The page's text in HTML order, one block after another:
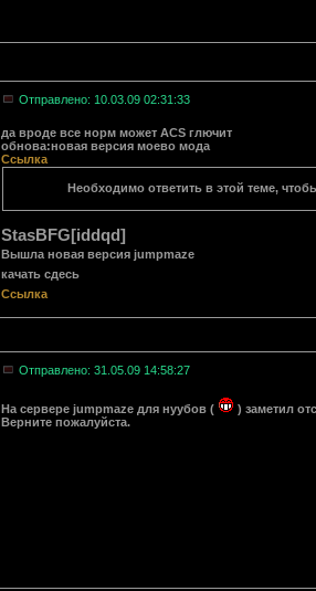
Отправлено: 10.03.09 02:31:33
да вроде все норм может ACS глючит
обнова:новая версия моево мода
Ссылка
Необходимо ответить в этой теме,
StasBFG[iddqd]
Вышла новая версия jumpmaze
качать сдесь
Ссылка
Отправлено: 31.05.09 14:58:27
На сервере jumpmaze для нуубов (
) заметил
Верните пожалуйста.